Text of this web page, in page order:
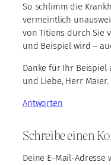
So schlimm die
vermeintlich
von Titiens durch Sie
und Beispiel wird –
Danke für Ihr Beispiel
und Liebe, Herr Maier.
Antworten
Schreibe einen
Deine E-Mail-